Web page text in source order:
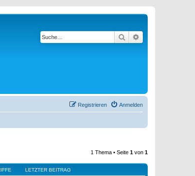
Suche
Anmelden
Registrieren
1 Thema • Seite 1 von 1
LETZTER BEITRAG